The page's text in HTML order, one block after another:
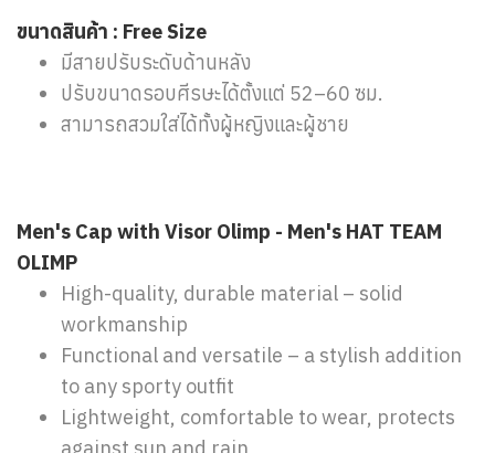
ขนาดสินค้า : Free Size
มีสายปรับระดับด้านหลัง
ปรับขนาดรอบศีรษะได้ตั้งแต่ 52–60 ซม.
สามารถสวมใส่ได้ทั้งผู้หญิงและผู้ชาย
Men's Cap with Visor Olimp - Men's HAT TEAM
OLIMP
High-quality, durable material – solid
workmanship
Functional and versatile – a stylish addition
to any sporty outfit
Lightweight, comfortable to wear, protects